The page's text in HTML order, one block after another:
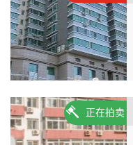
正在拍卖